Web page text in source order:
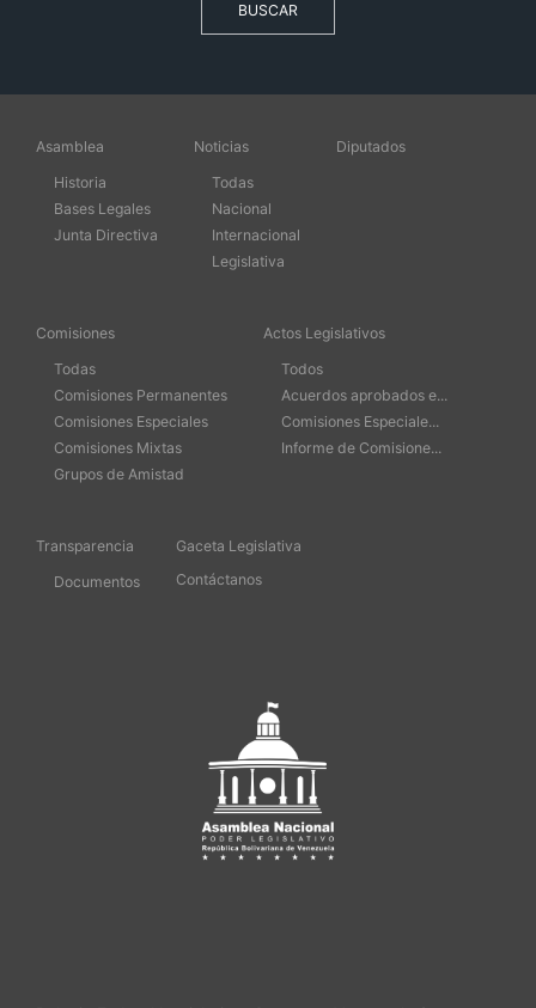
BUSCAR
Asamblea
Historia
Bases Legales
Junta Directiva
Noticias
Todas
Nacional
Internacional
Legislativa
Diputados
Comisiones
Todas
Comisiones Permanentes
Comisiones Especiales
Comisiones Mixtas
Grupos de Amistad
Actos Legislativos
Todos
Acuerdos aprobados e...
Comisiones Especiale...
Informe de Comisione...
Transparencia
Documentos
Gaceta Legislativa
Contáctanos